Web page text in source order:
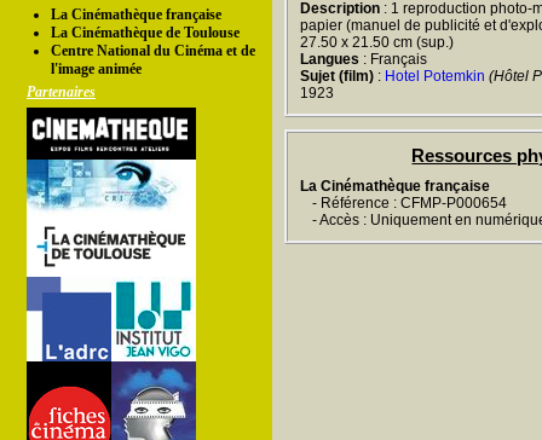
La Cinémathèque française
La Cinémathèque de Toulouse
Centre National du Cinéma et de
l'image animée
Partenaires
Description : 1 reproduction photo-
papier (manuel de publicité et
27.50 x 21.50 cm (sup.)
Langues : Français
Sujet (film) : Hotel Potemkin (Hôtel
1923
Ressources
La Cinémathèque française
- Référence : CFMP-P000654
- Accès : Uniquement en